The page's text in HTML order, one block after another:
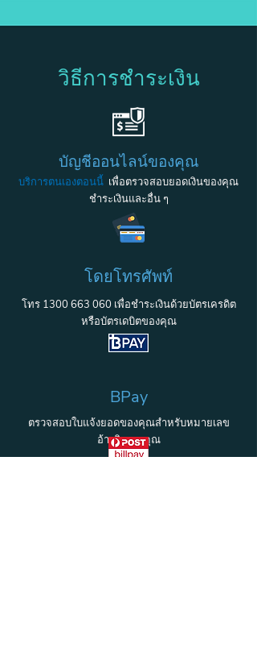
วิธีการชำระเงิน
บัญชีออนไลน์ของคุณ
บริการตนเองตอนนี้ เพื่อตรวจสอบยอดเงินของคุณ
ชำระเงินและอื่น ๆ
โดยโทรศัพท์
โทร 1300 663 060 เพื่อชำระเงินด้วยบัตรเครดิต
หรือบัตรเดบิตของคุณ
BPay
ตรวจสอบใบแจ้งยอดของคุณสำหรับหมายเลข
อ้างอิงของคุณ